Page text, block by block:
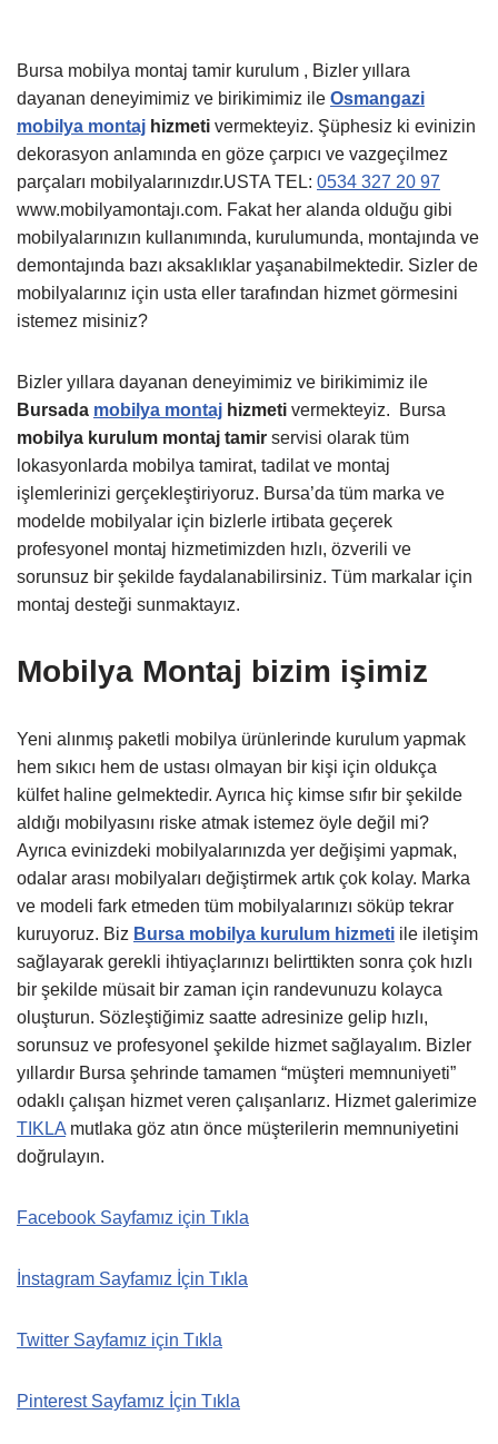
Bursa mobilya montaj tamir kurulum , Bizler yıllara
dayanan deneyimimiz ve birikimimiz ile Osmangazi
mobilya montaj hizmeti vermekteyiz. Şüphesiz ki evinizin
dekorasyon anlamında en göze çarpıcı ve vazgeçilmez
parçaları mobilyalarınızdır.USTA TEL: 0534 327 20 97
www.mobilyamontajı.com. Fakat her alanda olduğu gibi
mobilyalarınızın kullanımında, kurulumunda, montajında ve
demontajında bazı aksaklıklar yaşanabilmektedir. Sizler de
mobilyalarınız için usta eller tarafından hizmet görmesini
istemez misiniz?
Bizler yıllara dayanan deneyimimiz ve birikimimiz ile
Bursada mobilya montaj hizmeti vermekteyiz.
Bursa
mobilya kurulum montaj tamir servisi olarak tüm
lokasyonlarda mobilya tamirat, tadilat ve montaj
işlemlerinizi gerçekleştiriyoruz. Bursa’da tüm marka ve
modelde mobilyalar için bizlerle irtibata geçerek
profesyonel montaj hizmetimizden hızlı, özverili ve
sorunsuz bir şekilde faydalanabilirsiniz. Tüm markalar için
montaj desteği sunmaktayız.
Mobilya Montaj bizim işimiz
Yeni alınmış paketli mobilya ürünlerinde kurulum yapmak
hem sıkıcı hem de ustası olmayan bir kişi için oldukça
külfet haline gelmektedir. Ayrıca hiç kimse sıfır bir şekilde
aldığı mobilyasını riske atmak istemez öyle değil mi?
Ayrıca evinizdeki mobilyalarınızda yer değişimi yapmak,
odalar arası mobilyaları değiştirmek artık çok kolay. Marka
ve modeli fark etmeden tüm mobilyalarınızı söküp tekrar
kuruyoruz. Biz Bursa mobilya kurulum hizmeti ile iletişim
sağlayarak gerekli ihtiyaçlarınızı belirttikten sonra çok hızlı
bir şekilde müsait bir zaman için randevunuzu kolayca
oluşturun. Sözleştiğimiz saatte adresinize gelip hızlı,
sorunsuz ve profesyonel şekilde hizmet sağlayalım. Bizler
yıllardır Bursa şehrinde tamamen “müşteri memnuniyeti”
odaklı çalışan hizmet veren çalışanlarız. Hizmet galerimize
TIKLA mutlaka göz atın önce müşterilerin memnuniyetini
doğrulayın.
Facebook Sayfamız için Tıkla
İnstagram Sayfamız İçin Tıkla
Twitter Sayfamız için Tıkla
Pinterest Sayfamız İçin Tıkla